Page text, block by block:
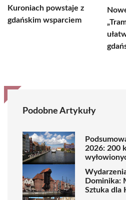
Kuroniach powstaje z
gdańskim wsparciem
Podobne Artykuły
2026: 200
Dominika:
Sztuka dla